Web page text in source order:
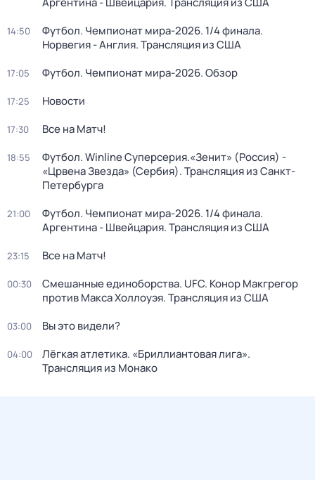
14:50
Футбол. Чемпионат мира-2026. 1/4 финала.
Норвегия - Англия. Трансляция из США
17:05 Футбол. Чемпионат мира-2026. Обзор
17:25 Новости
17:30 Все на Матч!
18:55
Футбол. Winline Суперсерия.«Зенит» (Россия) -
«Црвена Звезда» (Сербия). Трансляция из Санкт-
Петербурга
21:00
Футбол. Чемпионат мира-2026. 1/4 финала.
Аргентина - Швейцария. Трансляция из США
23:15 Все на Матч!
00:30
Смешанные единоборства. UFC. Конор Макгрегор
против Макса Холлоуэя. Трансляция из США
03:00 Вы это видели?
04:00
Лёгкая атлетика. «Бриллиантовая лига».
Трансляция из Монако